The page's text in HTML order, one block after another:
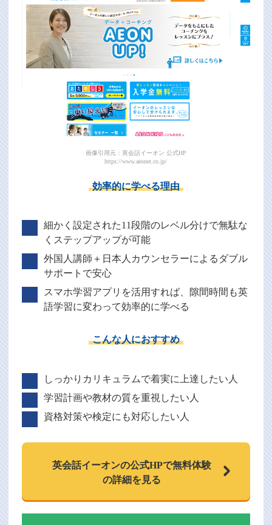
画像引用元：英会話イーオン 公式HP
https://www.aeonet.co.jp/
効率的に学べる理由
細かく設定された11段階のレベル分けで無駄な
くステップアップが可能
外国人講師＋日本人カウンセラーによるダブル
サポートで安心
スマホ学習アプリを活用すれば、隙間時間も英
語学習に変わって効率的に学べる
こんな人におすすめ
しっかりカリキュラムで着実に上達したい人
学習計画や教材の質を重視したい人
資格対策や検定にも対応したい人
英会話イーオンの公式HPで無料体験
の詳細を見る